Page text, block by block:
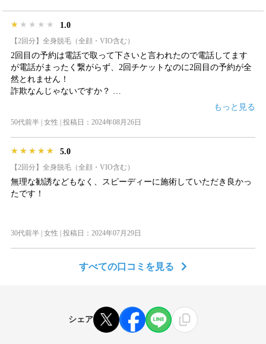
★★★★★
★★★★★
★★★★★ 1.0
【2回分】全身脱毛（全顔・VIO含む）
2回目の予約は電話で取って下さいと言われたので電話してます
が電話がまったく繋がらず、2回チケットなのに2回目の予約が全
然とれません！
詐欺なんじゃないですか？
もっと見る
50代前半 | 女性 | 投稿日：2024年08月26日
★★★★★
★★★★★
★★★★★ 5.0
【2回分】全身脱毛（全顔・VIO含む）
無理な勧誘などもなく、スピーディーに施術していただき良かっ
たです！
30代前半 | 女性 | 投稿日：2024年07月29日
すべての口コミを見る
シェア